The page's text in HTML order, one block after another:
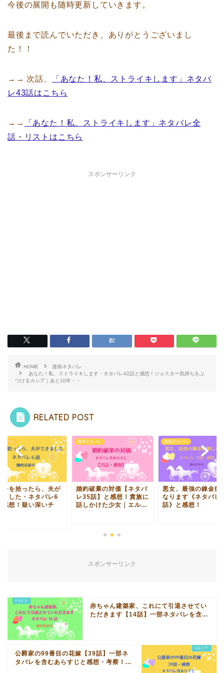
今後の展開も随時更新していきます。
最後まで読んでいただき、ありがとうございまし
た！！
→→ 次話、
「あなた！私、ストライキします」ネタバ
レ43話はこちら
→→
「あなた！私、ストライキします」ネタバレ全
話・リストはこちら
スポンサーリンク
HOME
漫画ネタバレ
あなた！私、ストライキします・ネタバレ42話と感想！ジェスター気持ちをぶ
つけるカシア｜あと10年・・
RELATED POST
タバレ
公を拾ったら、夫が
ました・ネタバレ6
感想！疑い深いチ
漫画ネタバレ
婚約破棄の対価【ネタバ
レ35話】と感想！貴族に
話しかけた少女｜エル...
漫画ネタバレ
悪女、最強の錬金術
なります《ネタバレ
話》と感想！
スポンサーリンク
赤ちゃん建築家、これにて引退させてい
ただきます【14話】一部ネタバレを含...
公爵家の99番目の花嫁【39話】一部ネ
タバレを含むあらすじと感想・考察！...